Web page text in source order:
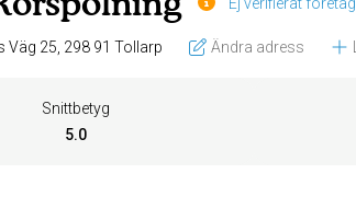
Trubbaluntans Väg 25, 298 91 Tollarp Ändra adress
Snittbetyg
5.0